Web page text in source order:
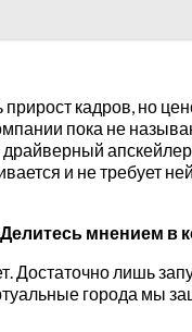
кадров, но
пока не
и не требует
мнением в
Достаточно лишь
города мы